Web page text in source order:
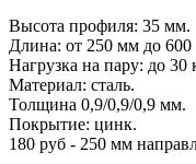
Высота профиля: 35 мм.
Длина: от 250 мм до
Нагрузка на пару: до 30
Материал: сталь.
Толщина 0,9/0,9/0,9 мм.
Покрытие: цинк.
180 руб - 250 мм